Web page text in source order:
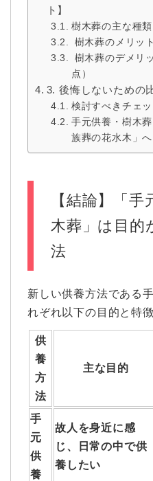
ト】
樹木葬の主な種類
樹木葬のメリット
樹木葬のデメリ
点）
3. 後悔しないための
検討すべきチェ
手元供養・樹木
族葬の花水木」へ
【結論】「
木葬」は目的
法
新しい供養方法である
れぞれ以下の目的と特
供
養
方
法
主な目的
手
元
供
養
故人を身近に感
じ、日常の中で供
養したい